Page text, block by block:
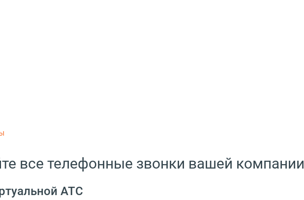
все телефонные звонки вашей компании
АТС